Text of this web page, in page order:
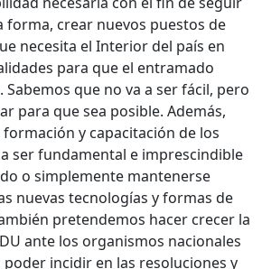
forma, crear nuevos puestos de
necesita el Interior del país en
para que el entramado
Sabemos que no va a ser fácil, pero
para que sea posible. Además,
y capacitación de los
ser fundamental e imprescindible
o simplemente mantenerse
nuevas tecnologías y formas de
pretendemos hacer crecer la
ante los organismos nacionales
incidir en las resoluciones y